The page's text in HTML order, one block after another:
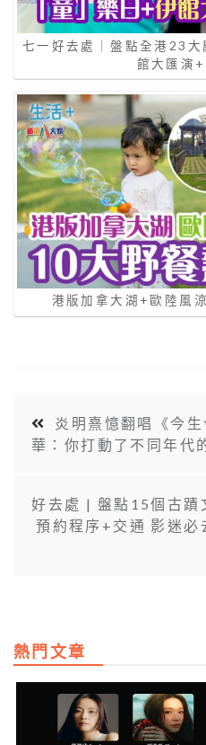
七一好去處｜盤點全港23
館大匯演
港版加拿大湖+歐陸風
炎明熹憶翻唱《今
華：你打動了不同年代
好去處 | 盤點15個古蹟
預約程序+交通 影迷必
熱門文章